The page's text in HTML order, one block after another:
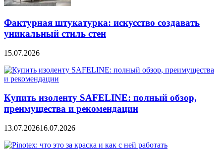
Фактурная штукатурка: искусство создавать
уникальный стиль стен
15.07.2026
Купить изоленту SAFELINE: полный обзор,
преимущества и рекомендации
13.07.202616.07.2026